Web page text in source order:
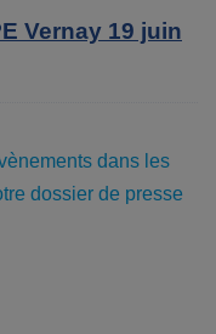
Vernay 19 juin
dans les
dossier de presse